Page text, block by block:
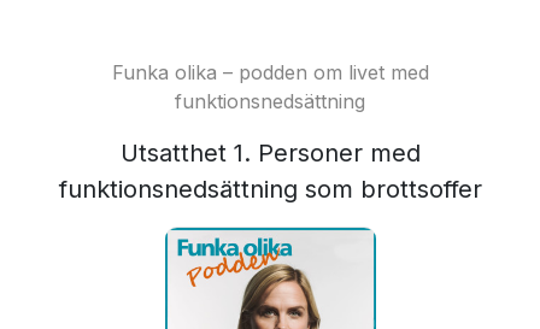
Funka olika – podden om livet med
funktionsnedsättning
Utsatthet 1. Personer med
funktionsnedsättning som brottsoffer